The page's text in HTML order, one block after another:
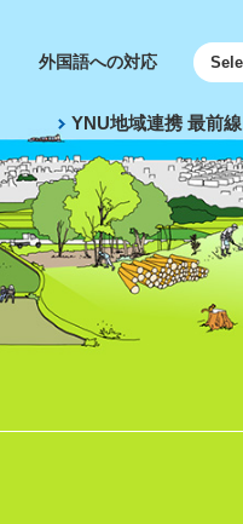
YNU地域連携 最前線
外国語への対応